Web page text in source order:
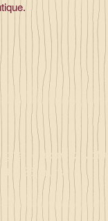
et recevez votre
à 25 jours